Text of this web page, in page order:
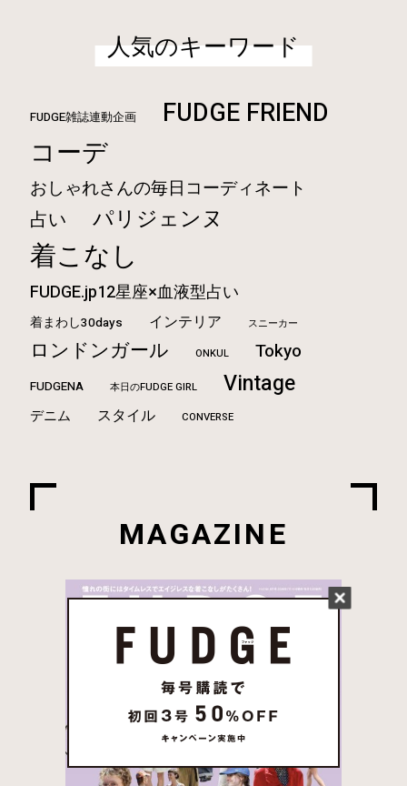
人気のキーワード
FUDGE雑誌連動企画
FUDGE FRIEND
コーデ
おしゃれさんの毎日コーディネート
占い
パリジェンヌ
着こなし
FUDGE.jp12星座×血液型占い
着まわし30days インテリア スニーカー
ロンドンガール ONKUL Tokyo
FUDGENA 本日のFUDGE GIRL Vintage
デニム スタイル CONVERSE
MAGAZINE